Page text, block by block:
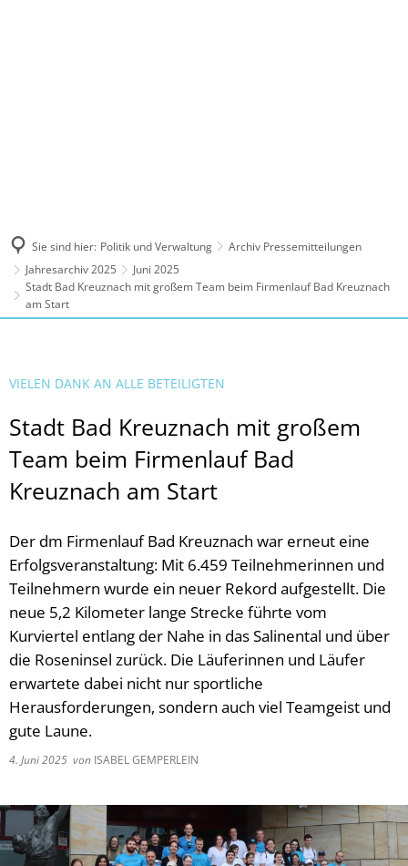
Sie sind hier: Politik und Verwaltung
Archiv Pressemitteilungen
Jahresarchiv 2025
Juni 2025
Stadt Bad Kreuznach mit großem Team beim Firmenlauf Bad Kreuznach
am Start
VIELEN DANK AN ALLE BETEILIGTEN
Stadt Bad Kreuznach mit großem
Team beim Firmenlauf Bad
Kreuznach am Start
Der dm Firmenlauf Bad Kreuznach war erneut eine
Erfolgsveranstaltung: Mit 6.459 Teilnehmerinnen und
Teilnehmern wurde ein neuer Rekord aufgestellt. Die
neue 5,2 Kilometer lange Strecke führte vom
Kurviertel entlang der Nahe in das Salinental und über
die Roseninsel zurück. Die Läuferinnen und Läufer
erwartete dabei nicht nur sportliche
Herausforderungen, sondern auch viel Teamgeist und
gute Laune.
4. Juni 2025 von ISABEL GEMPERLEIN